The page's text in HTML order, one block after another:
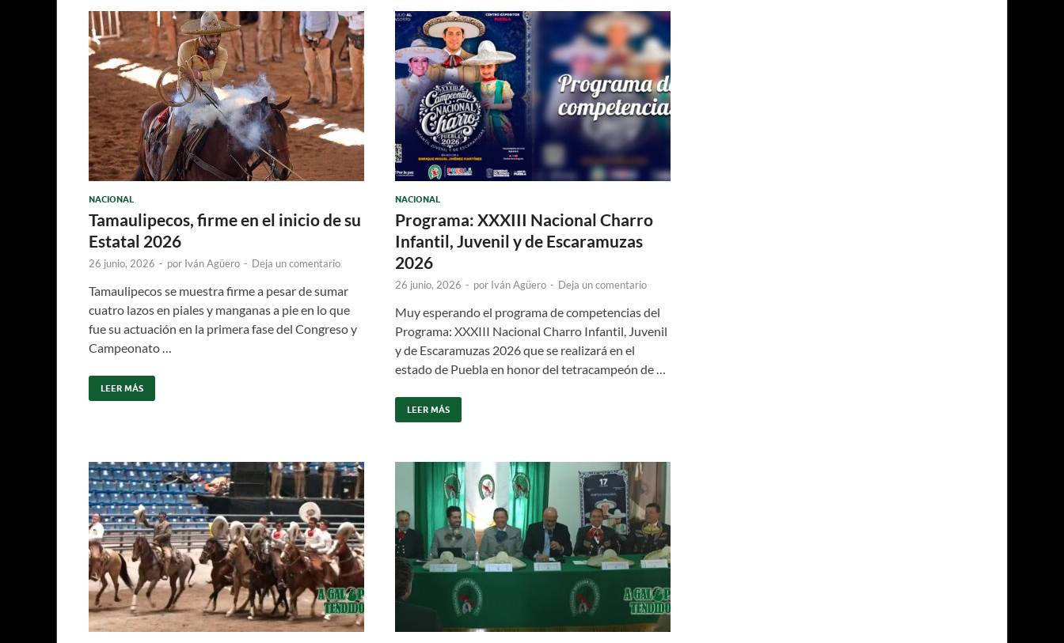
NACIONAL
Tamaulipecos, firme en el inicio de su
Estatal 2026
26 junio, 2026 - por Iván Agüero - Deja un comentario
Tamaulipecos se muestra firme a pesar de sumar
cuatro lazos en piales y manganas a pie en lo que
fue su actuación en la primera fase del Congreso y
Campeonato …
LEER MÁS
NACIONAL
Programa: XXXIII Nacional Charro
Infantil, Juvenil y de Escaramuzas
2026
26 junio, 2026 - por Iván Agüero - Deja un comentario
Muy esperando el programa de competencias del
Programa: XXXIII Nacional Charro Infantil, Juvenil
y de Escaramuzas 2026 que se realizará en el
estado de Puebla en honor del tetracampeón de …
LEER MÁS